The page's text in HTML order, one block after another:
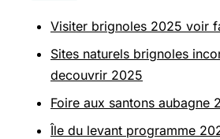
Visiter brignoles 2025 voir
Sites naturels brignoles
decouvrir 2025
Foire aux santons aubagne
Île du levant programme